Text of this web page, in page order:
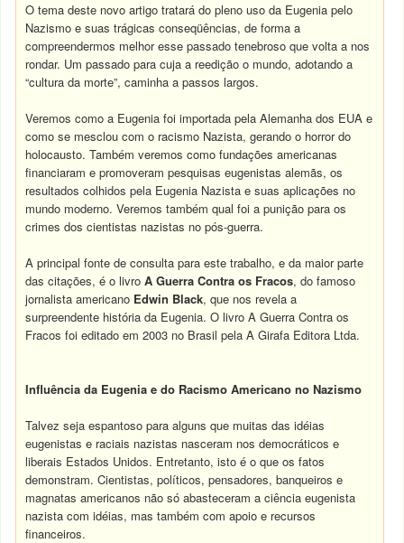
O tema deste novo artigo tratará do pleno uso da Eugenia pelo
Nazismo e suas trágicas conseqüências, de forma a
compreendermos melhor esse passado tenebroso que volta a nos
rondar. Um passado para cuja a reedição o mundo, adotando a
“cultura da morte”, caminha a passos largos.
Veremos como a Eugenia foi importada pela Alemanha dos EUA e
como se mesclou com o racismo Nazista, gerando o horror do
holocausto. Também veremos como fundações americanas
financiaram e promoveram pesquisas eugenistas alemãs, os
resultados colhidos pela Eugenia Nazista e suas aplicações no
mundo moderno. Veremos também qual foi a punição para os
crimes dos cientistas nazistas no pós-guerra.
A principal fonte de consulta para este trabalho, e da maior parte
das citações, é o livroAGuerra Contra os Fracos, do famoso
jornalista americano Edwin Black, que nos revela a
surpreendente história da Eugenia. O livro A Guerra Contra os
Fracos foi editado em 2003 no Brasil pela A Girafa Editora Ltda.
Influência da Eugenia e do Racismo Americano noNazismo
Talvez seja espantoso para alguns que muitas das idéias
eugenistas e raciais nazistas nasceram nos democráticos e
liberais Estados Unidos. Entretanto, isto é o que os fatos
demonstram. Cientistas, políticos, pensadores, banqueiros e
magnatas americanos não só abasteceram a ciência eugenista
nazista com idéias, mas também com apoio e recursos
financeiros.